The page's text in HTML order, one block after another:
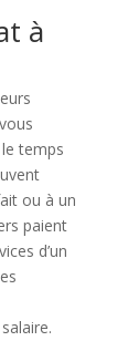
à
temps
ou à un
paient
d’un